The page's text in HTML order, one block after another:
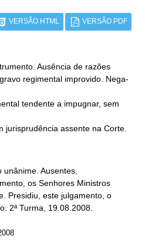
VERSÃO HTML VERSÃO PDF
Ausência de razões
jurisprudência assente na Corte.
unânime. Ausentes,
os Senhores Ministros
Presidiu, este julgamento, o
2ª Turma, 19.08.2008.